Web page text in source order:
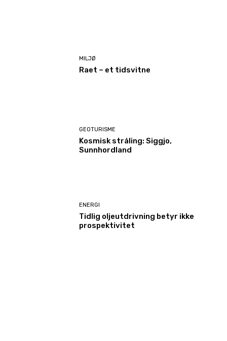
MILJØ
Raet – et tidsvitne
GEOTURISME
Kosmisk stråling: Siggjo,
Sunnhordland
ENERGI
Tidlig oljeutdrivning betyr ikke
prospektivitet